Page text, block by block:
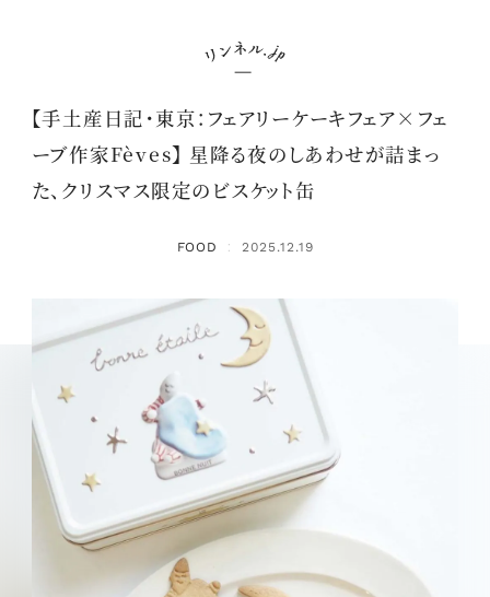
【手土産日記・東京：フェアリーケーキフェア×フェ
ーブ作家Fèves】 星降る夜のしあわせが詰まっ
た、クリスマス限定のビスケット缶
FOOD ： 2025.12.19